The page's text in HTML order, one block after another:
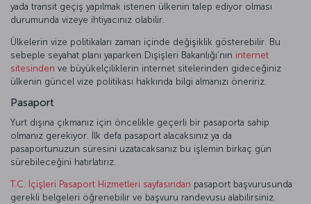
yada transit geçiş yapılmak istenen ülkenin talep ediyor olması
durumunda vizeye ihtiyacınız olabilir.
Ülkelerin vize politikaları zaman içinde değişiklik gösterebilir. Bu
sebeple seyahat planı yaparken Dışişleri Bakanlığı’nın internet
sitesinden ve büyükelçiliklerin internet sitelerinden gideceğiniz
ülkenin güncel vize politikası hakkında bilgi almanızı öneririz.
Pasaport
Yurt dışına çıkmanız için öncelikle geçerli bir pasaporta sahip
olmanız gerekiyor. İlk defa pasaport alacaksınız ya da
pasaportunuzun süresini uzatacaksanız bu işlemin birkaç gün
sürebileceğini hatırlatırız.
T.C. İçişleri Pasaport Hizmetleri sayfasından pasaport başvurusunda
gerekli belgeleri öğrenebilir ve başvuru randevusu alabilirsiniz.